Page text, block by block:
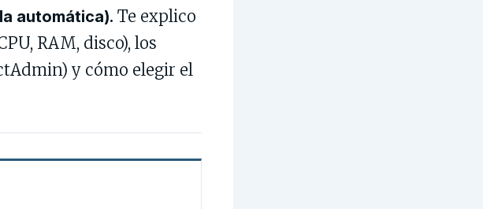
automática). Te explico
RAM, disco), los
y cómo elegir el